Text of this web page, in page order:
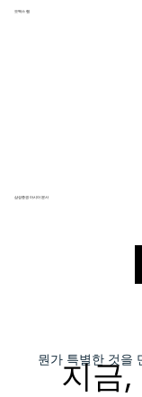
모맥스 랩
삼성증권 아시아 본사
​뭔가 특별한 것을
지금,